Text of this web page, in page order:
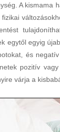
A kismama
egytől egyig
és
pozitív
várja a